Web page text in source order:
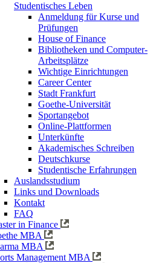
Studentisches Leben
Anmeldung für Kurse und
Prüfungen
House of Finance
Bibliotheken und Computer-
Arbeitsplätze
Wichtige Einrichtungen
Career Center
Stadt Frankfurt
Goethe-Universität
Sportangebot
Online-Plattformen
Unterkünfte
Akademisches Schreiben
Deutschkurse
Studentische Erfahrungen
Auslandsstudium
Links und Downloads
Kontakt
FAQ
in Finance
MBA
MBA
Management MBA